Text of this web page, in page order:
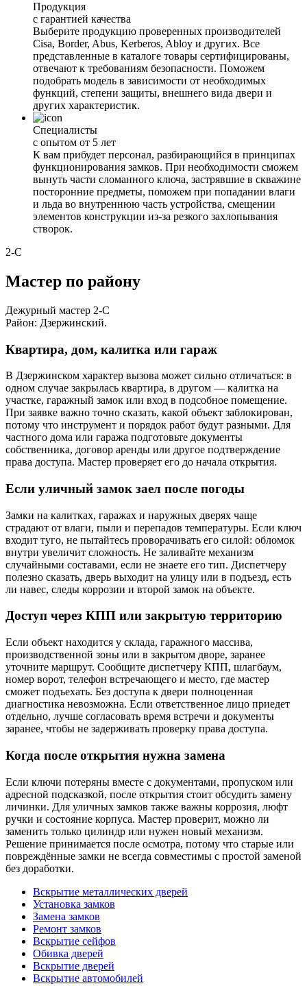
Продукция
с гарантией качества
Выберите продукцию проверенных производителей
Cisa, Border, Abus, Kerberos, Abloy и других. Все
представленные в каталоге товары сертифицированы,
отвечают к требованиям безопасности. Поможем
подобрать модель в зависимости от необходимых
функций, степени защиты, внешнего вида двери и
других характеристик.
Специалисты
с опытом от 5 лет
К вам прибудет персонал, разбирающийся в принципах
функционирования замков. При необходимости сможем
вынуть части сломанного ключа, застрявшие в скважине
посторонние предметы, поможем при попадании влаги
и льда во внутреннюю часть устройства, смещении
элементов конструкции из-за резкого захлопывания
створок.
2-С
Мастер по району
Дежурный мастер 2-С
Район: Дзержинский.
Квартира, дом, калитка или гараж
В Дзержинском характер вызова может сильно отличаться: в
одном случае закрылась квартира, в другом — калитка на
участке, гаражный замок или вход в подсобное помещение.
При заявке важно точно сказать, какой объект заблокирован,
потому что инструмент и порядок работ будут разными. Для
частного дома или гаража подготовьте документы
собственника, договор аренды или другое подтверждение
права доступа. Мастер проверяет его до начала открытия.
Если уличный замок заел после погоды
Замки на калитках, гаражах и наружных дверях чаще
страдают от влаги, пыли и перепадов температуры. Если ключ
входит туго, не пытайтесь проворачивать его силой: обломок
внутри увеличит сложность. Не заливайте механизм
случайными составами, если не знаете его тип. Диспетчеру
полезно сказать, дверь выходит на улицу или в подъезд, есть
ли навес, следы коррозии и второй замок на объекте.
Доступ через КПП или закрытую территорию
Если объект находится у склада, гаражного массива,
производственной зоны или в закрытом дворе, заранее
уточните маршрут. Сообщите диспетчеру КПП, шлагбаум,
номер ворот, телефон встречающего и место, где мастер
сможет подъехать. Без доступа к двери полноценная
диагностика невозможна. Если ответственное лицо приедет
отдельно, лучше согласовать время встречи и документы
заранее, чтобы не задерживать проверку права доступа.
Когда после открытия нужна замена
Если ключи потеряны вместе с документами, пропуском или
адресной подсказкой, после открытия стоит обсудить замену
личинки. Для уличных замков также важны коррозия, люфт
ручки и состояние корпуса. Мастер проверит, можно ли
заменить только цилиндр или нужен новый механизм.
Решение принимается после осмотра, потому что старые или
повреждённые замки не всегда совместимы с простой заменой
без доработки.
Вскрытие металлических дверей
Установка замков
Замена замков
Ремонт замков
Вскрытие сейфов
Обивка дверей
Вскрытие дверей
Вскрытие автомобилей